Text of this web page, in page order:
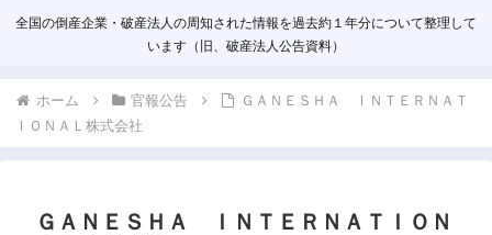
全国の倒産企業・破産法人の周知された情報を過去約１年分について整理して
います（旧、破産法人公告資料）
ホーム 官報公告
ＧＡＮＥＳＨＡ ＩＮＴＥＲＮＡＴ
ＩＯＮＡＬ株式会社
ＧＡＮＥＳＨＡ ＩＮＴＥＲＮＡＴＩＯＮ